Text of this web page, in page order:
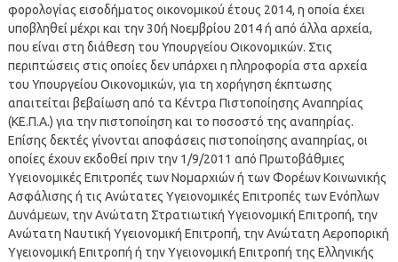
φορολογίας εισοδήματος οικονομικού έτους 2014, η οποία έχει
υποβληθεί μέχρι και την 30ή Νοεμβρίου 2014 ή από άλλα αρχεία,
που είναι στη διάθεση του Υπουργείου Οικονομικών. Στις
περιπτώσεις στις οποίες δεν υπάρχει η πληροφορία στα αρχεία
του Υπουργείου Οικονομικών, για τη χορήγηση έκπτωσης
απαιτείται βεβαίωση από τα Κέντρα Πιστοποίησης Αναπηρίας
(ΚΕ.Π.Α.) για την πιστοποίηση και το ποσοστό της αναπηρίας.
Επίσης δεκτές γίνονται αποφάσεις πιστοποίησης αναπηρίας, οι
οποίες έχουν εκδοθεί πριν την 1/9/2011 από Πρωτοβάθμιες
Υγειονομικές Επιτροπές των Νομαρχιών ή των Φορέων Κοινωνικής
Ασφάλισης ή τις Ανώτατες Υγειονομικές Επιτροπές των Ενόπλων
Δυνάμεων, την Ανώτατη Στρατιωτική Υγειονομική Επιτροπή, την
Ανώτατη Ναυτική Υγειονομική Επιτροπή, την Ανώτατη Αεροπορική
Υγειονομική Επιτροπή ή την Υγειονομική Επιτροπή της Ελληνικής